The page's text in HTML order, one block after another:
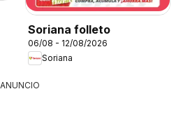
Soriana folleto
06/08 - 12/08/2026
Soriana
ANUNCIO